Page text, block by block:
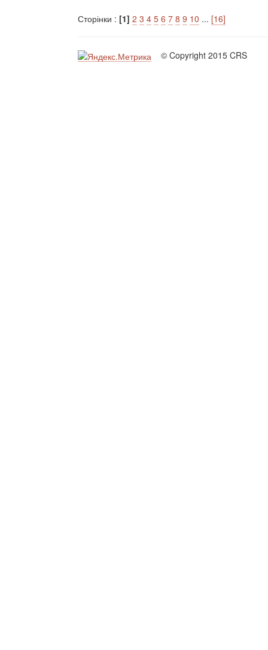
Сторінки : [1] 2 3 4 5 6 7 8 9 10 ... [16]
© Copyright 2015 CRS